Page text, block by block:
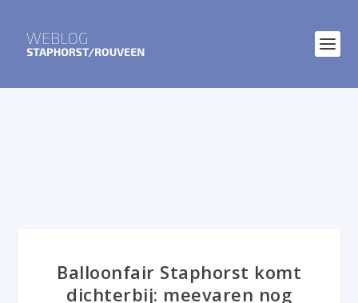
Balloonfair Staphorst komt
dichterbij: meevaren nog